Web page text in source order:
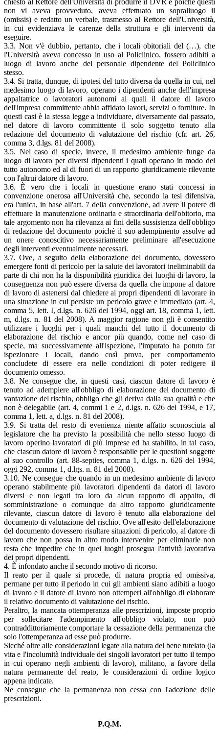
non vi aveva provveduto, aveva effettuato un sopralluogo il
(omissis) e redatto un verbale, trasmesso al Rettore dell'Università,
in cui evidenziava le carenze della struttura e gli interventi da
eseguire.
3.3. Non v'è dubbio, pertanto, che i locali obitoriali del (…), che
l'Università aveva concesso in uso al Policlinico, fossero adibiti a
luogo di lavoro anche del personale dipendente del Policlinico
stesso.
3.4. Si tratta, dunque, di ipotesi del tutto diversa da quella in cui, nel
medesimo luogo di lavoro, operano i dipendenti anche dell'impresa
appaltatrice o lavoratori autonomi ai quali il datore di lavoro
dell'impresa committente abbia affidato lavori, servizi o forniture. In
questi casi è la stessa legge a individuare, diversamente dal passato,
nel datore di lavoro committente il solo soggetto tenuto alla
redazione del documento di valutazione del rischio (cfr. art. 26,
comma 3, d.lgs. 81 del 2008).
3.5. Nel caso di specie, invece, il medesimo ambiente funge da
luogo di lavoro per diversi dipendenti i quali operano in modo del
tutto autonomo ed al di fuori di un rapporto giuridicamente rilevante
con l'altrui datore di lavoro.
3.6. È vero che i locali in questione erano stati concessi in
convenzione onerosa all'Università che, secondo la tesi difensiva,
era l'unica, in base all'art. 7 della convenzione, ad avere il potere di
effettuare la manutenzione ordinaria e straordinaria dell'obitorio, ma
tale argomento non ha rilevanza ai fini della sussistenza dell'obbligo
di redazione del documento poiché il suo adempimento assolve ad
un onere conoscitivo necessariamente preliminare all'esecuzione
degli interventi eventualmente necessari.
3.7. Ove, a seguito della elaborazione del documento, dovessero
emergere fonti di pericolo per la salute dei lavoratori ineliminabili da
parte di chi non ha la disponibilità giuridica dei luoghi di lavoro, la
conseguenza non può essere diversa da quella che impone al datore
di lavoro di astenersi dal chiedere ai propri dipendenti di lavorare in
una situazione in cui persiste un pericolo grave e immediato (art. 4,
comma 5, lett. I, d.lgs. n. 626 del 1994, oggi art. 18, comma 1, lett.
m, d.lgs. n. 81 del 2008). A maggior ragione non gli è consentito
utilizzare i luoghi per i quali manchi del tutto il documento di
elaborazione del rischio e ancor più quando, come nel caso di
specie, ma successivamente all'ispezione, l'imputato ha potuto far
ispezionare i locali, dando così prova, per comportamento
concludete di essere era nelle condizioni di poter redigere il
documento omesso.
3.8. Ne consegue che, in questi casi, ciascun datore di lavoro è
tenuto ad adempiere all'obbligo di elaborazione del documento di
vantazione del rischio, obbligo che gli deriva dalla sua qualità e che
non è delegabile (art. 4, commi 1 e 2, d.lgs. n. 626 del 1994, e 17,
comma 1, lett. a, d.lgs. n. 81 del 2008).
3.9. Si tratta del resto di evenienza niente affatto sconosciuta al
legislatore che ha previsto la possibilità che nello stesso luogo di
lavoro operino lavoratori di più imprese ed ha stabilito, in tal caso,
che ciascun datore di lavoro è responsabile per le questioni soggette
al suo controllo (art. 88-septies, comma 1, d.lgs. n. 626 del 1994,
oggi 292, comma 1, d.lgs. n. 81 del 2008).
3.10. Ne consegue che quando in un medesimo ambiente di lavoro
operano stabilmente più lavoratori dipendenti da datori di lavoro
diversi e non legati tra loro da alcun rapporto di appalto, di
somministrazione o comunque da altro rapporto giuridicamente
rilevante, ciascun datore di lavoro è tenuto alla elaborazione del
documento di valutazione del rischio. Ove all'esito dell'elaborazione
del documento dovessero risultare situazioni di pericolo, al datore di
lavoro che non possa in altro modo intervenire per eliminarle non
resta che impedire che in quei luoghi prosegua l'attività lavorativa
dei propri dipendenti.
4. È infondato anche il secondo motivo di ricorso.
Il reato per il quale si procede, di natura propria ed omissiva,
permane per tutto il periodo in cui gli ambienti siano adibiti a luogo
di lavoro e il datore di lavoro non ottemperi all'obbligo di elaborare
il relativo documento di valutazione del rischio.
Peraltro, la mancata ottemperanza alle prescrizioni, imposte proprio
per sollecitare l'adempimento all'obbligo violato, non può
contraddittoriamente comportare la cessazione della permanenza che
solo l'ottemperanza ad esse può produrre.
Sicché oltre alle considerazioni legate alla natura del bene tutelato (la
vita e l'incolumità individuale dei singoli lavoratori per tutto il tempo
in cui operano negli ambienti di lavoro), militano, a favore della
natura permanente del reato, le considerazioni di ordine logico
appena indicate.
Ne consegue che la permanenza non cessa con l'adozione delle
prescrizioni.
P.Q.M.